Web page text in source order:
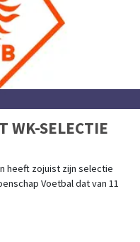
WK-SELECTIE
heeft zojuist zijn selectie
Voetbal dat van 11